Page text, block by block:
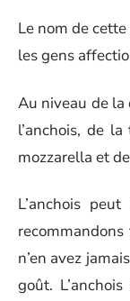
Le nom de
les gens
Au niveau de la
l’anchois, de
mozzarella et
L’anchois
n’en avez
goût.